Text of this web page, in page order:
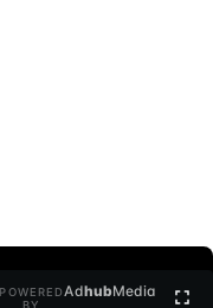
POWEREDAdhubMedia